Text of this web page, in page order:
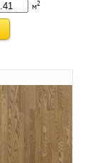
м2